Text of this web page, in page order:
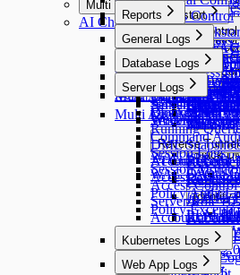
Server Privilege
Access Role
IP Registration
DBポリシー例外の
承認付加機能（代
アクセス
Multi Agent
Multi Agent
Multi Agent Linux
イド
Multi Agent
Multi Agent OS別
Multi Agent - qpctl
AI Chat
New
別テン
のパス
ウント
Profile
Custom
Authentication
Okta連
LDAP
AWS
Google
Multi-
Provisioning
[Okta]
イド
Syslog
Splunk連
Secret
Email連
Event
OAuth
Google
Slack
イ
OAuth
Identity
LLM
Jobs
Maintenance
る
MS
する
Google
同期す
Dry
を確認
Google
AWS
Custom
認
SSH
Kerberos
Custom JDBC
Custom
QSI
Custom
例
Custom
例
Masking
Data Masking
Sensitive Data
Policy
Query Rules
Ledger
Ledger Table
Ledger
(New) Policy
(New) Policy
Data Paths
Data Policies
Exception
Monitoring
Monitoring
Running
Proxy
AWSか
期する
Azure
期する
GCPか
期する
Servers
個別サ
Server Groups
Server
サーバ
Server Agents
Server
Server
除
ProxyJump
SSH Key
Account
Password
パスワ
Server Access
Access Control
Access
Roleの
Server
Roles
Policies
Policies
サーバ
Server
Command
Blocked
Cloud
AWS
同期す
Clusters
Clusters
録する
Access Control
Access
し
Roles
Roles
Policies
Policies
構文ガ
ルパー
考ガイ
Web App
Web App
Access Control
Access
ロール
Roles
Policies
WAC Quickstart
WAC
[~10.2.7]
[10.2.8~]
[10.3.0 ~]
Root CA証明
Web App
定
WACトラブ
WAC FAQ
MCP Access Control
Reports
Reports
Reports
Audit Log
General Logs
General Logs
User Access
Activity Logs
Admin Role
Workflow Logs
Reverse
Reverse
Reverse
に通信
Reverse
ーに通
Reverse
信する
AI Chat Audit
Database Logs
Database Logs
DB Access
Query Audit
Running
DML
Account Lock
Access
Policy Audit
Policy
Server Logs
Server Logs
Server Access
Command
Session Logs
Session
Access
Server Role
Account Lock
Kubernetes Logs
Kubernetes
Web App Logs